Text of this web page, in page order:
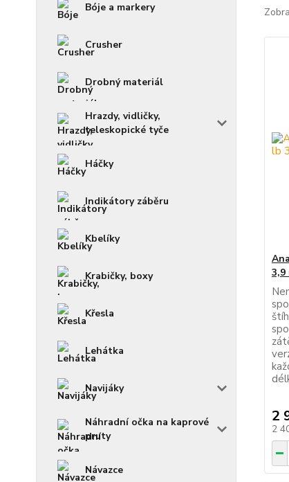
Bóje a markery
Crusher
Drobný materiál
Hrazdy, vidličky,
teleskopické tyče
Háčky
Indikátory záběru
Kbelíky
Krabičky, boxy
Křesla
Lehátka
Navijáky
Náhradní očka na kaprové
pruty
Návazce
3,9
2
2